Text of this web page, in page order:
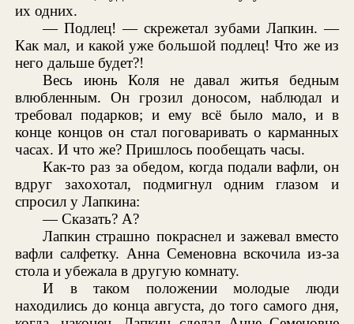
их одних.
— Подлец! — скрежетал зубами Лапкин. —
Как мал, и какой уже большой подлец! Что же из
него дальше будет?!
Весь июнь Коля не давал житья бедным
влюбленным. Он грозил доносом, наблюдал и
требовал подарков; и ему всё было мало, и в
конце концов он стал поговаривать о карманных
часах. И что же? Пришлось пообещать часы.
Как-то раз за обедом, когда подали вафли, он
вдруг захохотал, подмигнул одним глазом и
спросил у Лапкина:
— Сказать? А?
Лапкин страшно покраснел и зажевал вместо
вафли салфетку. Анна Семеновна вскочила из-за
стола и убежала в другую комнату.
И в таком положении молодые люди
находились до конца августа, до того самого дня,